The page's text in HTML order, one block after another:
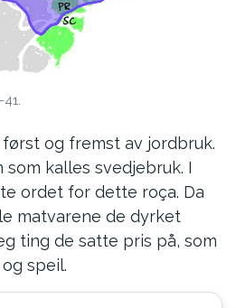
og fremst av jordbruk.
kalles svedjebruk. I
ordet for dette roça. Da
matvarene de dyrket
ting de satte pris på, som
speil.